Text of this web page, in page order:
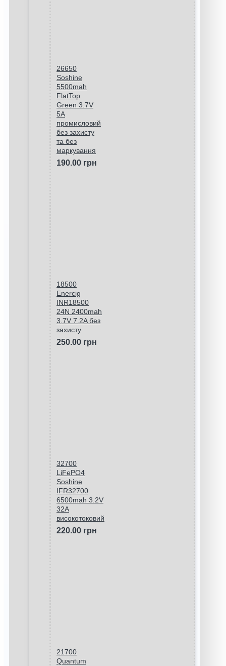
26650
Soshine
5500mah
FlatTop
Green 3.7V
5A
промисловий
без захисту
та без
маркування
190.00 грн
18500
Enercig
INR18500
24N 2400mah
3.7V 7.2A без
захисту
250.00 грн
32700
LiFePO4
Soshine
IFR32700
6500mah 3.2V
32A
високотоковий
220.00 грн
21700
Quantum